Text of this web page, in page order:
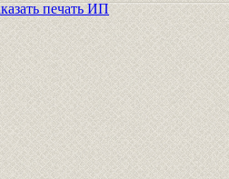
печать ИП